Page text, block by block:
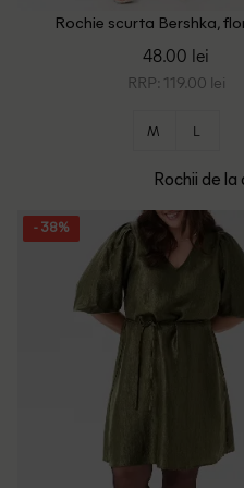
Rochie scurta Bershka,
48.00 lei
RRP: 119.00 lei
M L
Rochii de
- 38%